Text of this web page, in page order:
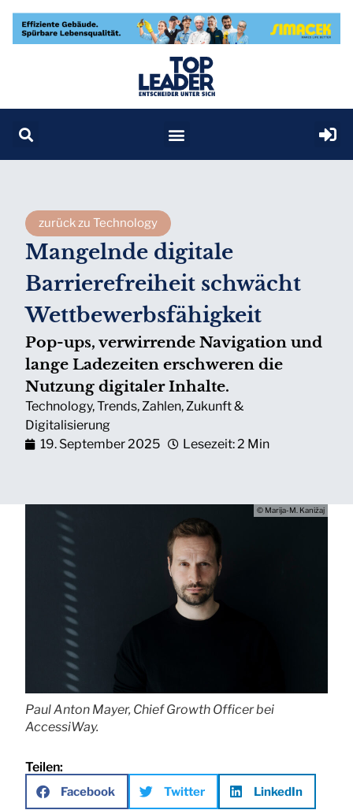
zurück zu Technology
Mangelnde digitale
Barrierefreiheit schwächt
Wettbewerbsfähigkeit
Pop-ups, verwirrende Navigation und
lange Ladezeiten erschweren die
Nutzung digitaler Inhalte.
Technology,Trends,Zahlen,Zukunft &
Digitalisierung
19. September 2025
Lesezeit: 2 Min
© Marija-M. Kanižaj
Paul Anton Mayer, Chief Growth Officer bei
AccessiWay.
Teilen:
Facebook Twitter LinkedIn